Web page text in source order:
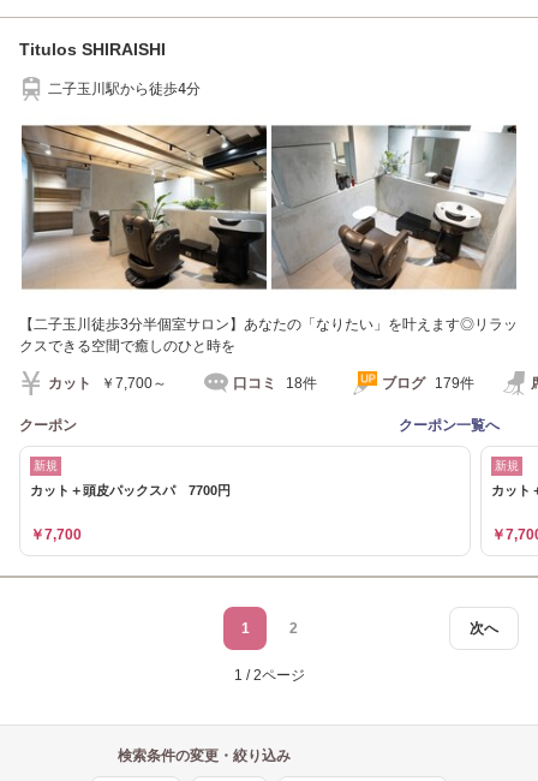
Titulos SHIRAISHI
二子玉川駅から徒歩4分
【二子玉川徒歩3分半個室サロン】あなたの「なりたい」を叶えます◎リラッ
クスできる空間で癒しのひと時を
カット ￥7,700～ 口コミ 18件 ブログ 179件
クーポン クーポン一覧へ
新規
カット＋頭皮パックスパ 7700円
￥7,700
新規
カット
￥
次へ
1 2
1 / 2ページ
検索条件の変更・絞り込み